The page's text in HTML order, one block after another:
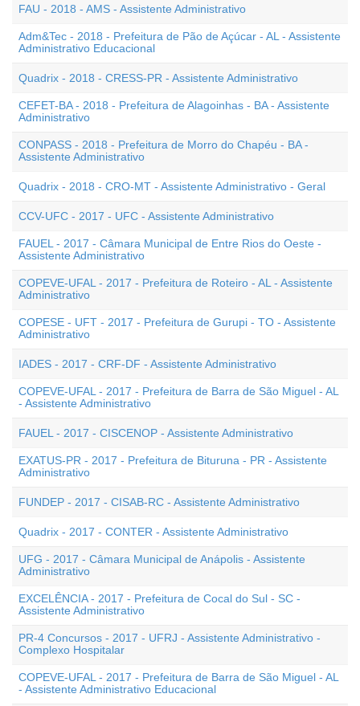
FAU - 2018 - AMS - Assistente Administrativo
Adm&Tec - 2018 - Prefeitura de Pão de Açúcar - AL - Assistente
Administrativo Educacional
Quadrix - 2018 - CRESS-PR - Assistente Administrativo
CEFET-BA - 2018 - Prefeitura de Alagoinhas - BA - Assistente
Administrativo
CONPASS - 2018 - Prefeitura de Morro do Chapéu - BA -
Assistente Administrativo
Quadrix - 2018 - CRO-MT - Assistente Administrativo - Geral
CCV-UFC - 2017 - UFC - Assistente Administrativo
FAUEL - 2017 - Câmara Municipal de Entre Rios do Oeste -
Assistente Administrativo
COPEVE-UFAL - 2017 - Prefeitura de Roteiro - AL - Assistente
Administrativo
COPESE - UFT - 2017 - Prefeitura de Gurupi - TO - Assistente
Administrativo
IADES - 2017 - CRF-DF - Assistente Administrativo
COPEVE-UFAL - 2017 - Prefeitura de Barra de São Miguel - AL
- Assistente Administrativo
FAUEL - 2017 - CISCENOP - Assistente Administrativo
EXATUS-PR - 2017 - Prefeitura de Bituruna - PR - Assistente
Administrativo
FUNDEP - 2017 - CISAB-RC - Assistente Administrativo
Quadrix - 2017 - CONTER - Assistente Administrativo
UFG - 2017 - Câmara Municipal de Anápolis - Assistente
Administrativo
EXCELÊNCIA - 2017 - Prefeitura de Cocal do Sul - SC -
Assistente Administrativo
PR-4 Concursos - 2017 - UFRJ - Assistente Administrativo -
Complexo Hospitalar
COPEVE-UFAL - 2017 - Prefeitura de Barra de São Miguel - AL
- Assistente Administrativo Educacional